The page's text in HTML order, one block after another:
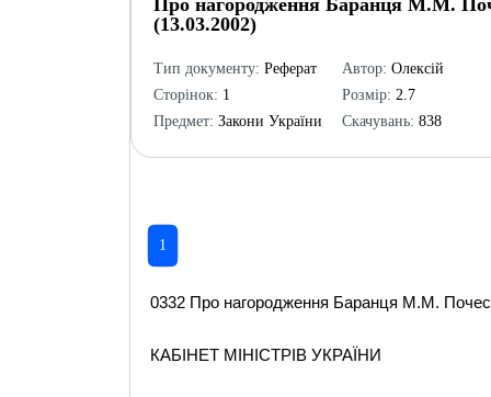
Про нагородження Баранця М.М.
(13.03.2002)
Тип документу: Реферат
Сторінок: 1
Предмет: Закони України
Автор: Олексій
Розмір: 2.7
Скачувань: 838
1
0332 Про нагородження Баранця М.М.
КАБІНЕТ МІНІСТРІВ УКРАЇНИ